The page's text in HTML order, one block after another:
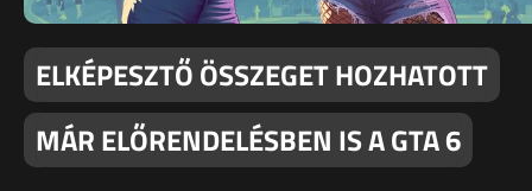
ELKÉPESZTŐ ÖSSZEGET HOZHATOTT
MÁR ELŐRENDELÉSBEN IS A GTA 6